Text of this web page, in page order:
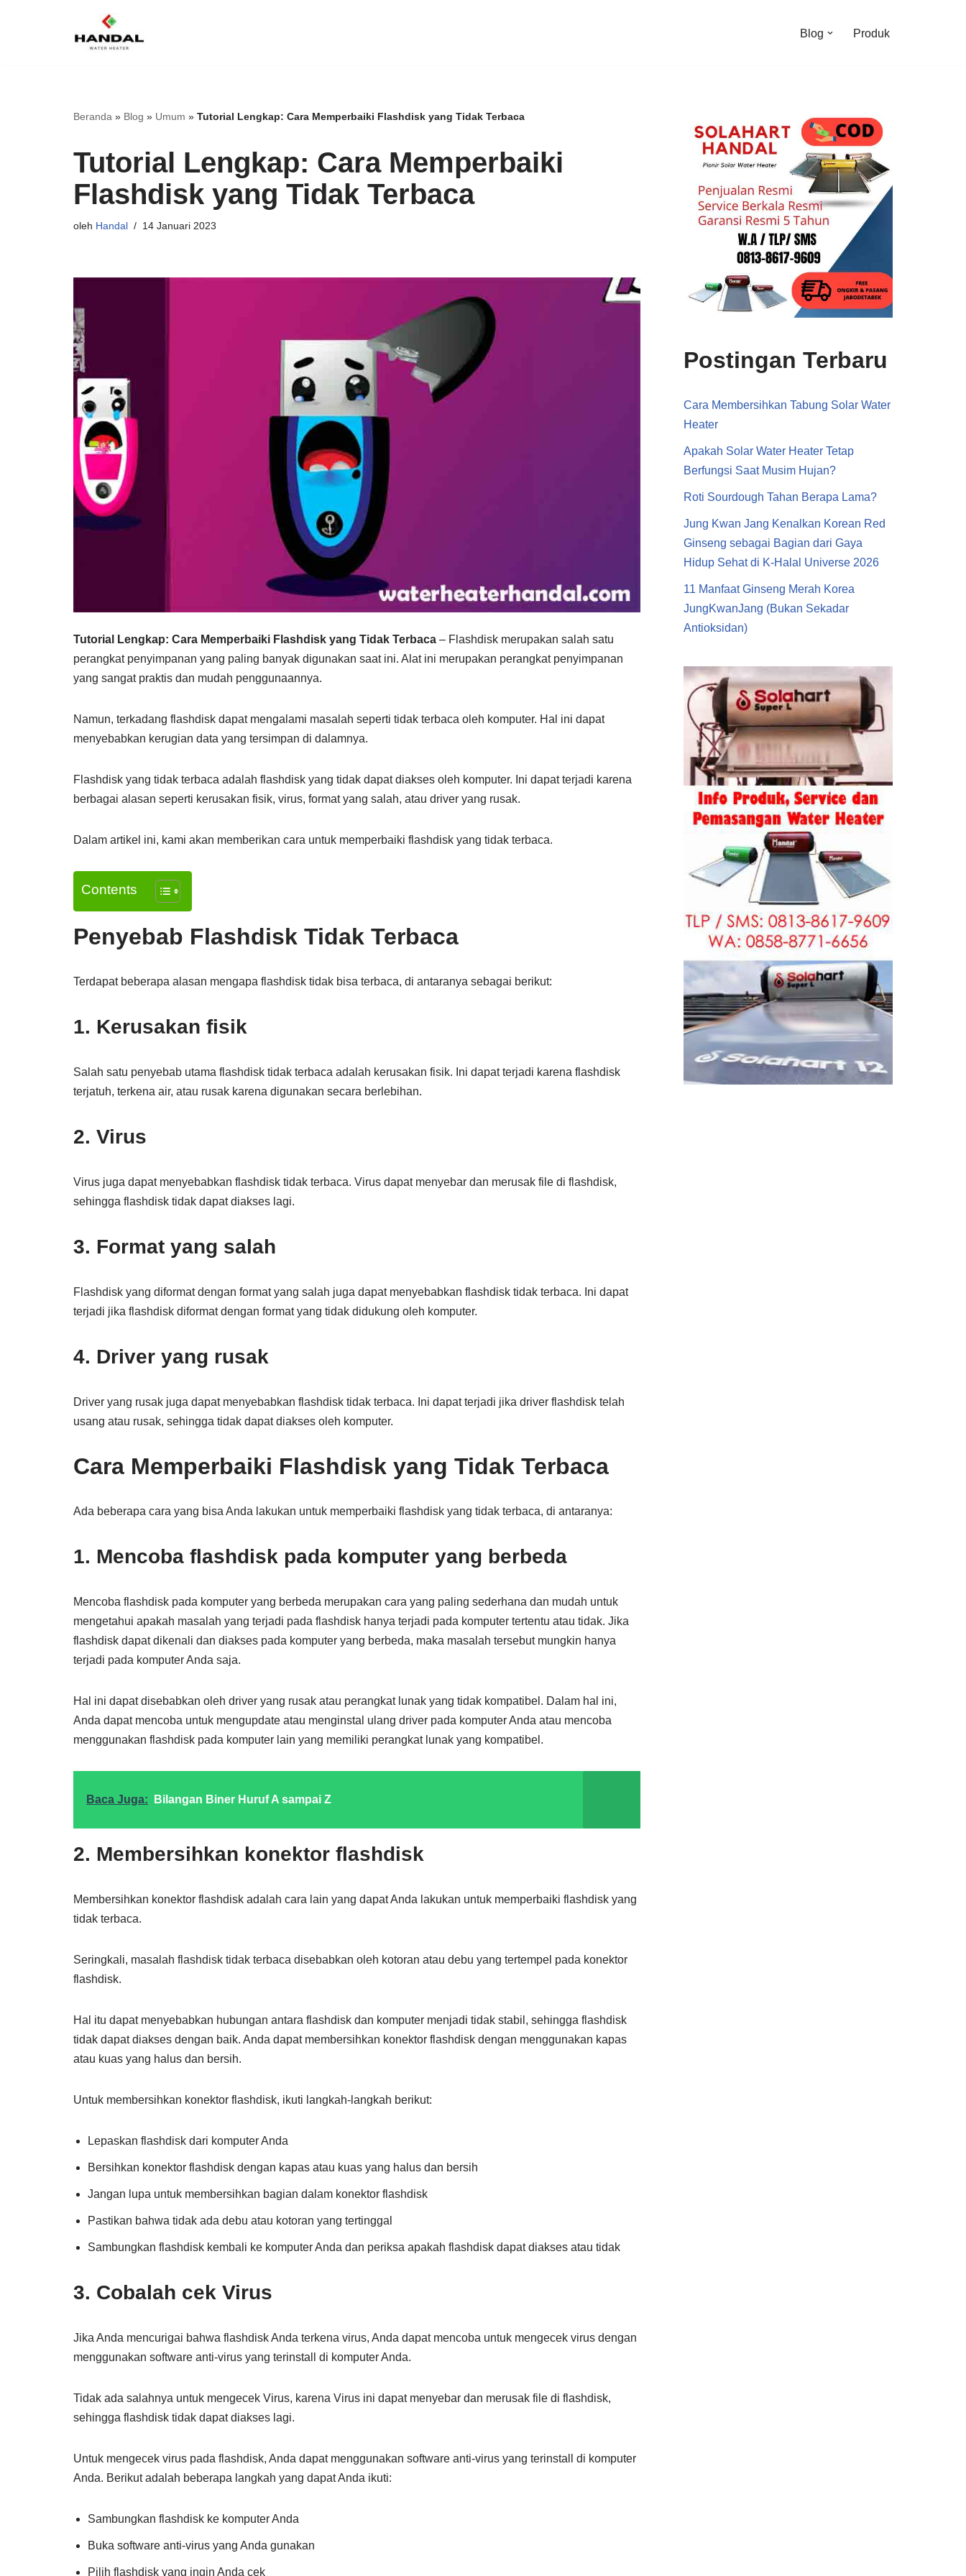
Blog Produk
Beranda » Blog » Umum » Tutorial Lengkap: Cara Memperbaiki Flashdisk yang Tidak Terbaca
Tutorial Lengkap: Cara Memperbaiki
Flashdisk yang Tidak Terbaca
oleh Handal 14 Januari 2023
Tutorial Lengkap: Cara Memperbaiki Flashdisk yang Tidak Terbaca – Flashdisk merupakan salah satu
perangkat penyimpanan yang paling banyak digunakan saat ini. Alat ini merupakan perangkat penyimpanan
yang sangat praktis dan mudah penggunaannya.
Namun, terkadang flashdisk dapat mengalami masalah seperti tidak terbaca oleh komputer. Hal ini dapat
menyebabkan kerugian data yang tersimpan di dalamnya.
Flashdisk yang tidak terbaca adalah flashdisk yang tidak dapat diakses oleh komputer. Ini dapat terjadi karena
berbagai alasan seperti kerusakan fisik, virus, format yang salah, atau driver yang rusak.
Dalam artikel ini, kami akan memberikan cara untuk memperbaiki flashdisk yang tidak terbaca.
Contents
Penyebab Flashdisk Tidak Terbaca
Terdapat beberapa alasan mengapa flashdisk tidak bisa terbaca, di antaranya sebagai berikut:
1. Kerusakan fisik
Salah satu penyebab utama flashdisk tidak terbaca adalah kerusakan fisik. Ini dapat terjadi karena flashdisk
terjatuh, terkena air, atau rusak karena digunakan secara berlebihan.
2. Virus
Virus juga dapat menyebabkan flashdisk tidak terbaca. Virus dapat menyebar dan merusak file di flashdisk,
sehingga flashdisk tidak dapat diakses lagi.
3. Format yang salah
Flashdisk yang diformat dengan format yang salah juga dapat menyebabkan flashdisk tidak terbaca. Ini dapat
terjadi jika flashdisk diformat dengan format yang tidak didukung oleh komputer.
4. Driver yang rusak
Driver yang rusak juga dapat menyebabkan flashdisk tidak terbaca. Ini dapat terjadi jika driver flashdisk telah
usang atau rusak, sehingga tidak dapat diakses oleh komputer.
Cara Memperbaiki Flashdisk yang Tidak Terbaca
Ada beberapa cara yang bisa Anda lakukan untuk memperbaiki flashdisk yang tidak terbaca, di antaranya:
1. Mencoba flashdisk pada komputer yang berbeda
Mencoba flashdisk pada komputer yang berbeda merupakan cara yang paling sederhana dan mudah untuk
mengetahui apakah masalah yang terjadi pada flashdisk hanya terjadi pada komputer tertentu atau tidak. Jika
flashdisk dapat dikenali dan diakses pada komputer yang berbeda, maka masalah tersebut mungkin hanya
terjadi pada komputer Anda saja.
Hal ini dapat disebabkan oleh driver yang rusak atau perangkat lunak yang tidak kompatibel. Dalam hal ini,
Anda dapat mencoba untuk mengupdate atau menginstal ulang driver pada komputer Anda atau mencoba
menggunakan flashdisk pada komputer lain yang memiliki perangkat lunak yang kompatibel.
Baca Juga: Bilangan Biner Huruf A sampai Z
2. Membersihkan konektor flashdisk
Membersihkan konektor flashdisk adalah cara lain yang dapat Anda lakukan untuk memperbaiki flashdisk yang
tidak terbaca.
Seringkali, masalah flashdisk tidak terbaca disebabkan oleh kotoran atau debu yang tertempel pada konektor
flashdisk.
Hal itu dapat menyebabkan hubungan antara flashdisk dan komputer menjadi tidak stabil, sehingga flashdisk
tidak dapat diakses dengan baik. Anda dapat membersihkan konektor flashdisk dengan menggunakan kapas
atau kuas yang halus dan bersih.
Untuk membersihkan konektor flashdisk, ikuti langkah-langkah berikut:
Lepaskan flashdisk dari komputer Anda
Bersihkan konektor flashdisk dengan kapas atau kuas yang halus dan bersih
Jangan lupa untuk membersihkan bagian dalam konektor flashdisk
Pastikan bahwa tidak ada debu atau kotoran yang tertinggal
Sambungkan flashdisk kembali ke komputer Anda dan periksa apakah flashdisk dapat diakses atau tidak
3. Cobalah cek Virus
Jika Anda mencurigai bahwa flashdisk Anda terkena virus, Anda dapat mencoba untuk mengecek virus dengan
menggunakan software anti-virus yang terinstall di komputer Anda.
Tidak ada salahnya untuk mengecek Virus, karena Virus ini dapat menyebar dan merusak file di flashdisk,
sehingga flashdisk tidak dapat diakses lagi.
Untuk mengecek virus pada flashdisk, Anda dapat menggunakan software anti-virus yang terinstall di komputer
Anda. Berikut adalah beberapa langkah yang dapat Anda ikuti:
Sambungkan flashdisk ke komputer Anda
Buka software anti-virus yang Anda gunakan
Pilih flashdisk yang ingin Anda cek
Postingan Terbaru
Cara Membersihkan Tabung Solar Water
Heater
Apakah Solar Water Heater Tetap
Berfungsi Saat Musim Hujan?
Roti Sourdough Tahan Berapa Lama?
Jung Kwan Jang Kenalkan Korean Red
Ginseng sebagai Bagian dari Gaya
Hidup Sehat di K-Halal Universe 2026
11 Manfaat Ginseng Merah Korea
JungKwanJang (Bukan Sekadar
Antioksidan)